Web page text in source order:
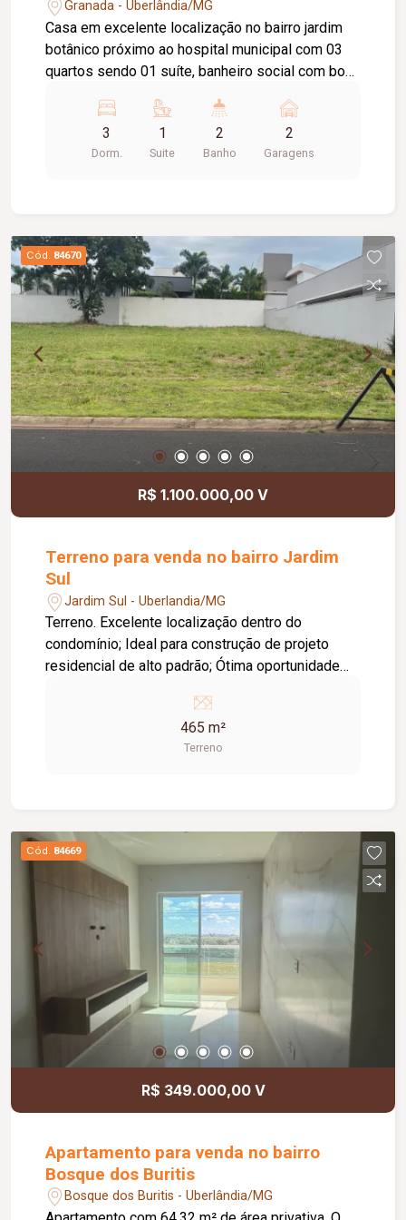
Granada - Uberlândia/MG
Casa em excelente localização no bairro jardim
botânico próximo ao hospital municipal com 03
quartos sendo 01 suíte, banheiro social com box
ambientes, cozinha toda planejada com armários,
coifa e Coocktop, área de lavanderia, área
gourmet com churrasqueira e piscina aquecida,
3
Dorm.
1
Suite
2
Banho
2
Garagens
Cód. 84670
R$ 1.100.000,00 V
Terreno para venda no bairro Jardim
Sul
Jardim Sul - Uberlandia/MG
Terreno. Excelente localização dentro do
condomínio; Ideal para construção de projeto
residencial de alto padrão; Ótima oportunidade
465 m²
Terreno
Cód. 84669
R$ 349.000,00 V
Apartamento para venda no bairro
Bosque dos Buritis
Bosque dos Buritis - Uberlândia/MG